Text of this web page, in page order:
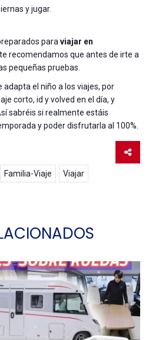
y jugar.
para viajar en
recomendamos que antes de irte a
pequeñas pruebas.
adapta el niño a los viajes, por
corto, id y volved en el día, y
sabréis si realmente estáis
y poder disfrutarla al 100%.
Familia-Viaje Viajar